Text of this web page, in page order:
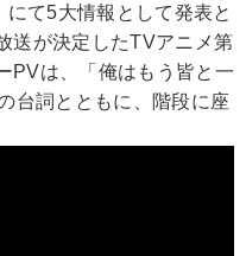
て5大情報として発表と
送が決定したTVアニメ第
PVは、「俺はもう皆と一
台詞とともに、階段に座